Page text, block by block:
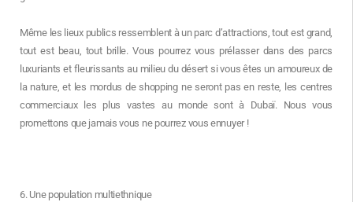
Même les lieux publics ressemblent à un parc d’attractions, tout est grand,
tout est beau, tout brille. Vous pourrez vous prélasser dans des parcs
luxuriants et fleurissants au milieu du désert si vous êtes un amoureux de
la nature, et les mordus de shopping ne seront pas en reste, les centres
commerciaux les plus vastes au monde sont à Dubaï. Nous vous
promettons que jamais vous ne pourrez vous ennuyer !
6. Une population multiethnique